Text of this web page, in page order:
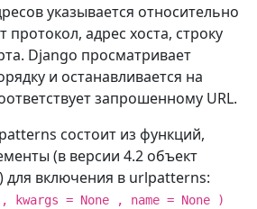
указывается относительно
протокол, адрес хоста, строку
Django просматривает
и останавливается на
запрошенному URL.
состоит из функций,
(в версии 4.2 объект
для включения в urlpatterns:
= None , name = None )